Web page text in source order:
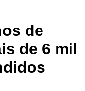
de
de 6 mil